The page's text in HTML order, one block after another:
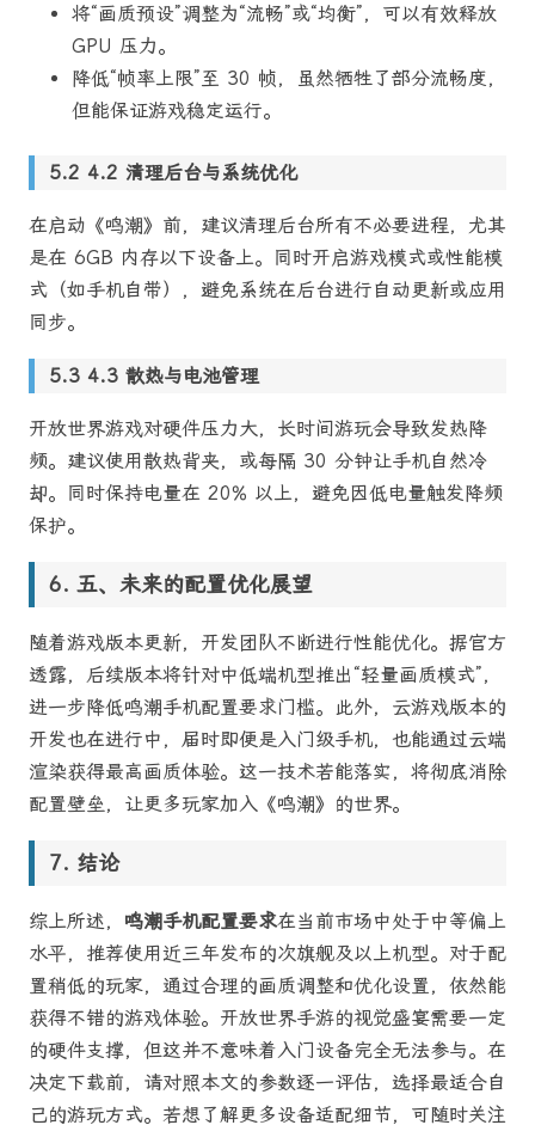
将“画质预设”调整为“流畅”或“均衡”，可以有效释放
GPU 压力。
降低“帧率上限”至 30 帧，虽然牺牲了部分流畅度，
但能保证游戏稳定运行。
4.2 清理后台与系统优化
在启动《鸣潮》前，建议清理后台所有不必要进程，尤其
是在 6GB 内存以下设备上。同时开启游戏模式或性能模
式（如手机自带），避免系统在后台进行自动更新或应用
同步。
4.3 散热与电池管理
开放世界游戏对硬件压力大，长时间游玩会导致发热降
频。建议使用散热背夹，或每隔 30 分钟让手机自然冷
却。同时保持电量在 20% 以上，避免因低电量触发降频
保护。
五、未来的配置优化展望
随着游戏版本更新，开发团队不断进行性能优化。据官方
透露，后续版本将针对中低端机型推出“轻量画质模式”，
进一步降低鸣潮手机配置要求门槛。此外，云游戏版本的
开发也在进行中，届时即便是入门级手机，也能通过云端
渲染获得最高画质体验。这一技术若能落实，将彻底消除
配置壁垒，让更多玩家加入《鸣潮》的世界。
结论
综上所述， 鸣潮手机配置要求在当前市场中处于中等偏上
水平，推荐使用近三年发布的次旗舰及以上机型。对于配
置稍低的玩家，通过合理的画质调整和优化设置，依然能
获得不错的游戏体验。开放世界手游的视觉盛宴需要一定
的硬件支撑，但这并不意味着入门设备完全无法参与。在
决定下载前，请对照本文的参数逐一评估，选择最适合自
己的游玩方式。若想了解更多设备适配细节，可随时关注